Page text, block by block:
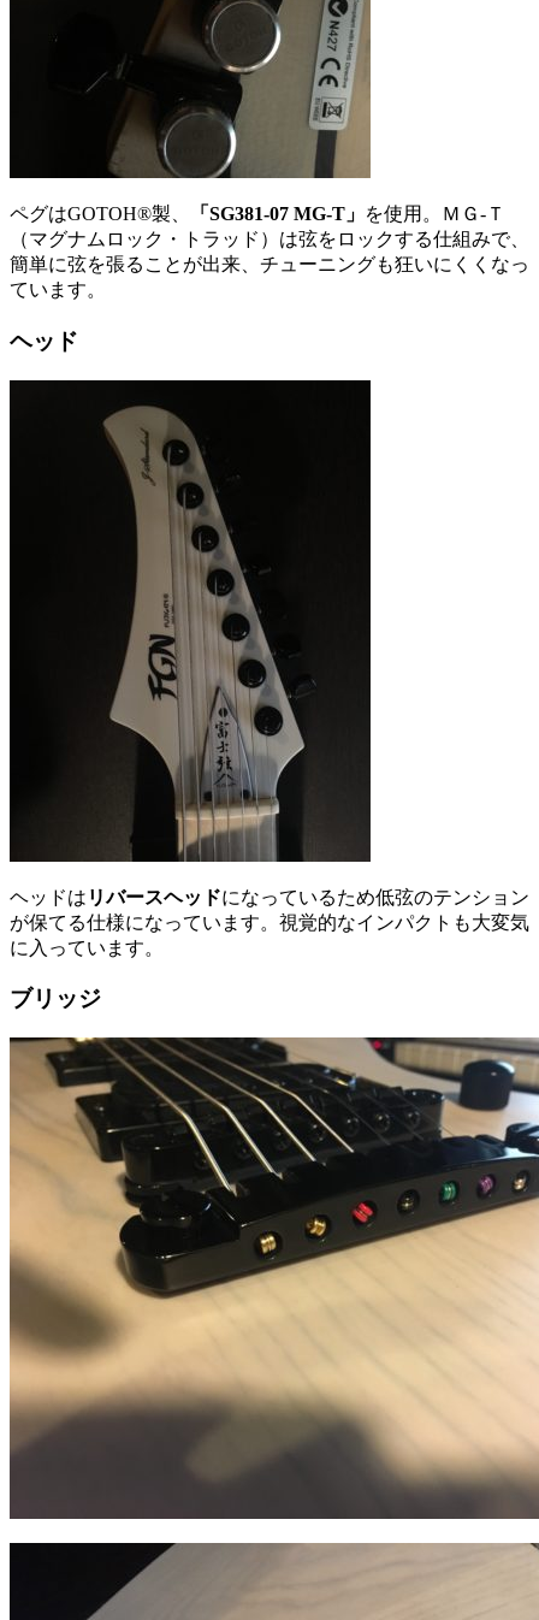
ペグはGOTOH®製、 「SG381-07 MG-T」 を使用。ＭＧ-Ｔ
（マグナムロック・トラッド）は弦をロックする仕組みで、
簡単に弦を張ることが出来、チューニングも狂いにくくなっ
ています。
ヘッド
ヘッドは リバースヘッドになっているため低弦のテンション
が保てる仕様になっています。視覚的なインパクトも大変気
に入っています。
ブリッジ